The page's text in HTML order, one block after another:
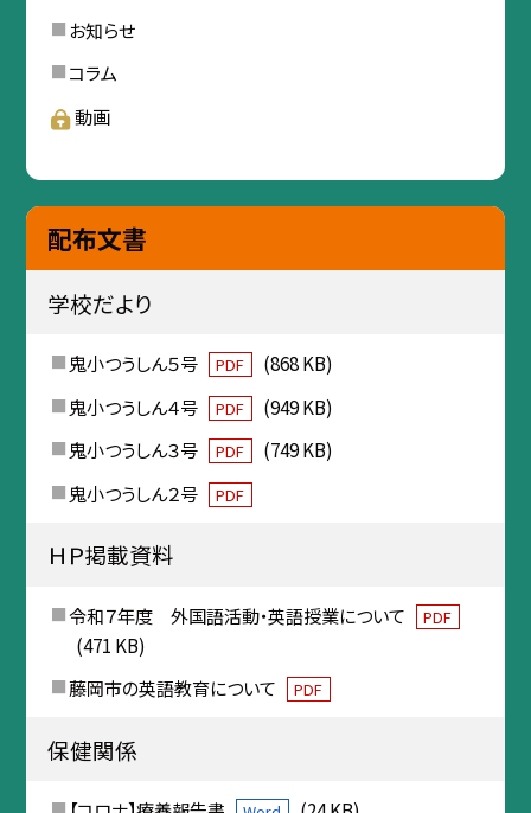
お知らせ
コラム
動画
配布文書
学校だより
鬼小つうしん５号 PDF
(868 KB)
鬼小つうしん４号
PDF
(949 KB)
鬼小つうしん３号
PDF
(749 KB)
鬼小つうしん２号
PDF
ＨＰ掲載資料
令和７年度 外国語活動・英語授業について PDF
(471 KB)
藤岡市の英語教育について
PDF
保健関係